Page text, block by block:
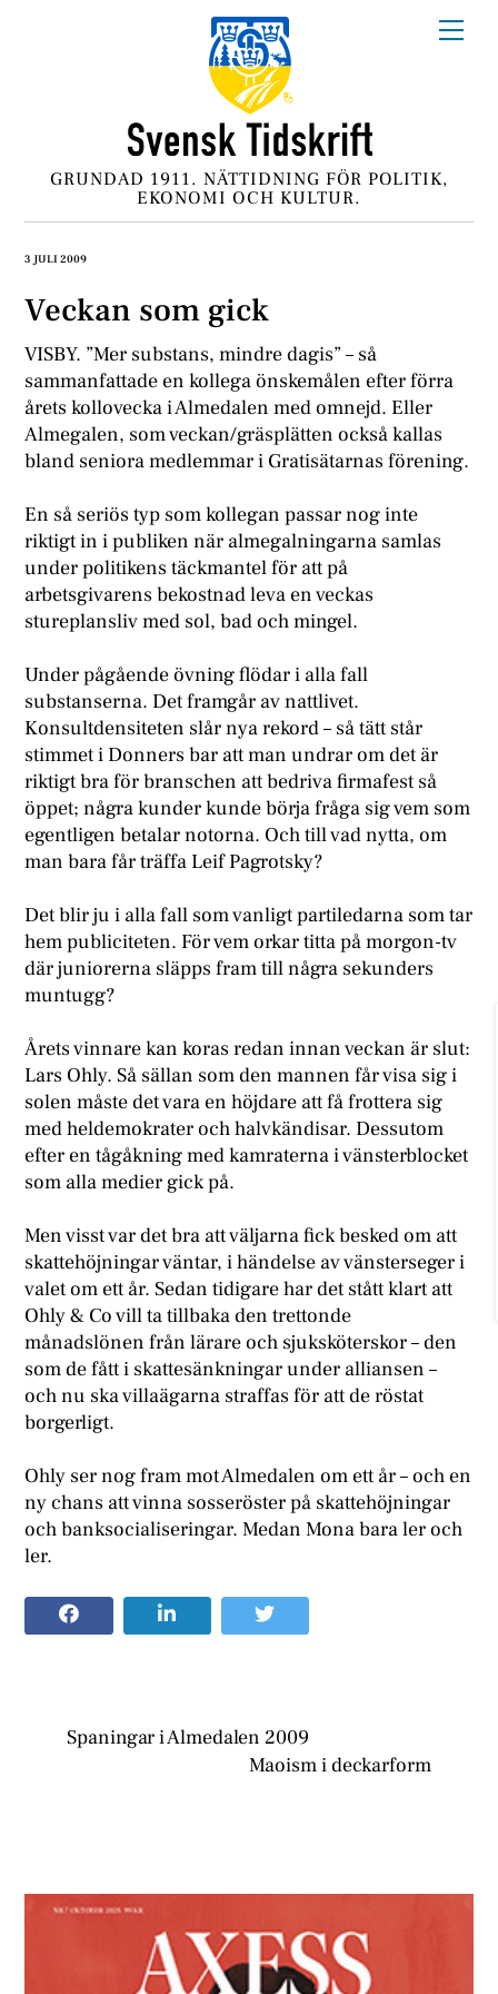
GRUNDAD 1911. NÄTTIDNING FÖR POLITIK,
EKONOMI OCH KULTUR.
3 JULI 2009
Veckan som gick
VISBY. ”Mer substans, mindre dagis” – så
sammanfattade en kollega önskemålen efter förra
årets kollovecka i Almedalen med omnejd. Eller
Almegalen, som veckan/gräsplätten också kallas
bland seniora medlemmar i Gratisätarnas förening.
En så seriös typ som kollegan passar nog inte
riktigt in i publiken när almegalningarna samlas
under politikens täckmantel för att på
arbetsgivarens bekostnad leva en veckas
stureplansliv med sol, bad och mingel.
Under pågående övning flödar i alla fall
substanserna. Det framgår av nattlivet.
Konsultdensiteten slår nya rekord – så tätt står
stimmet i Donners bar att man undrar om det är
riktigt bra för branschen att bedriva firmafest så
öppet; några kunder kunde börja fråga sig vem som
egentligen betalar notorna. Och till vad nytta, om
man bara får träffa Leif Pagrotsky?
Det blir ju i alla fall som vanligt partiledarna som tar
hem publiciteten. För vem orkar titta på morgon-tv
där juniorerna släpps fram till några sekunders
muntugg?
Årets vinnare kan koras redan innan veckan är slut:
Lars Ohly. Så sällan som den mannen får visa sig i
solen måste det vara en höjdare att få frottera sig
med heldemokrater och halvkändisar. Dessutom
efter en tågåkning med kamraterna i vänsterblocket
som alla medier gick på.
Men visst var det bra att väljarna fick besked om att
skattehöjningar väntar, i händelse av vänsterseger i
valet om ett år. Sedan tidigare har det stått klart att
Ohly & Co vill ta tillbaka den trettonde
månadslönen från lärare och sjuksköterskor – den
som de fått i skattesänkningar under alliansen –
och nu ska villaägarna straffas för att de röstat
borgerligt.
Ohly ser nog fram mot Almedalen om ett år – och en
ny chans att vinna sosseröster på skattehöjningar
och banksocialiseringar. Medan Mona bara ler och
ler.
Spaningar i Almedalen 2009
Maoism i deckarform